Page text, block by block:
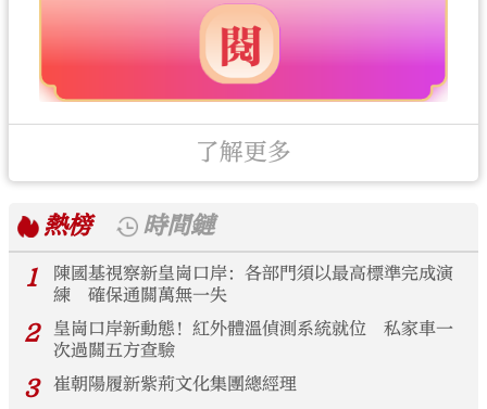
了解更多
熱榜
時間鏈
1
陳國基視察新皇崗口岸：各部門須以最高標準完成演
練 確保通關萬無一失
2
皇崗口岸新動態！紅外體溫偵測系統就位 私家車一
次過關五方查驗
3 崔朝陽履新紫荊文化集團總經理